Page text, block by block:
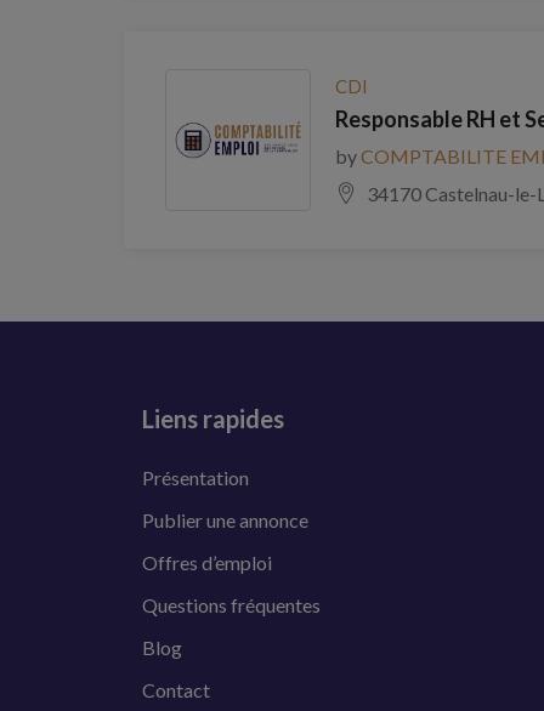
CDI
Responsable RH et
byCOMPTABILITE
34170 Castelnau-le-
Liens rapides
Présentation
Publier une annonce
Offres d’emploi
Questions fréquentes
Blog
Contact